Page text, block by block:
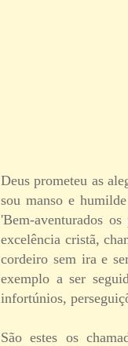
Deus prometeu as
sou manso e
'Bem-aventurados
excelência cristã,
cordeiro sem ira e
exemplo a ser
infortúnios,
São estes os